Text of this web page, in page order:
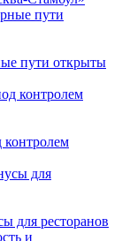
пути открыты
контролем
для ресторанов